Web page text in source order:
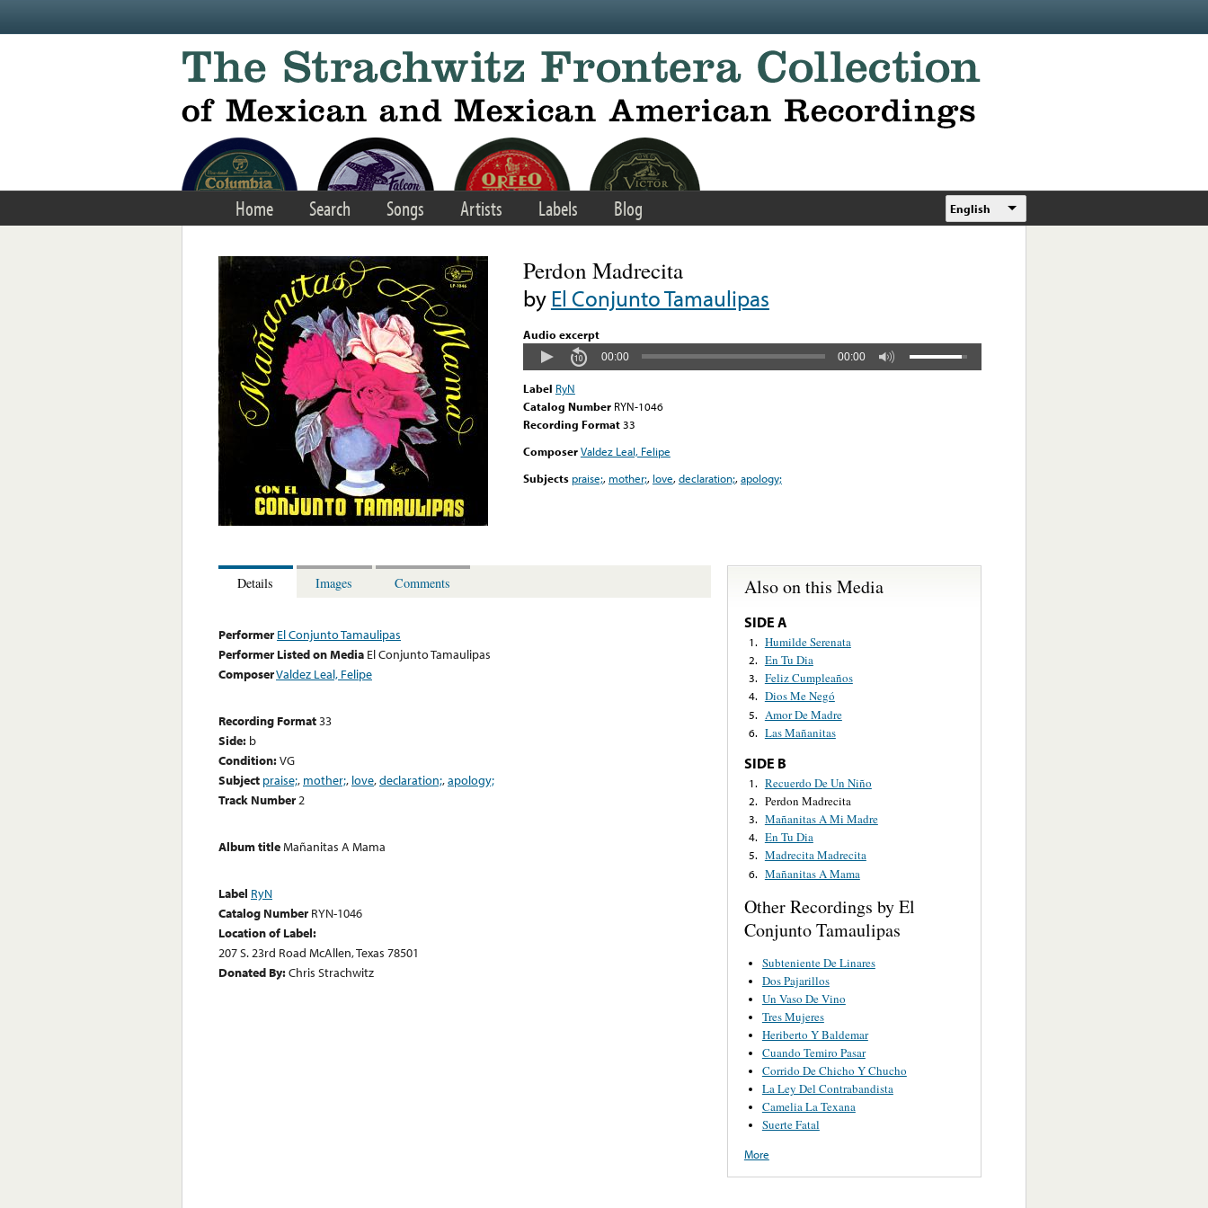
Home Search Songs Artists Labels Blog English
Perdon Madrecita
byEl Conjunto Tamaulipas
Audio excerpt
00:00 00:00
Label RyN
Catalog Number RYN-1046
Recording Format33
ComposerValdez Leal, Felipe
Subjects praise;, mother;, love,declaration;,apology;
Details Images Comments
Performer El Conjunto Tamaulipas
Performer Listed on Media El Conjunto Tamaulipas
ComposerValdez Leal, Felipe
Recording Format33
Side: b
Condition:VG
Subject praise;, mother;, love,declaration;,apology;
Track Number2
Album titleMañanitas A Mama
Label RyN
Catalog Number RYN-1046
Location of Label:
207 S. 23rd Road McAllen, Texas 78501
Donated By:Chris Strachwitz
Also on this Media
SIDE A
1. Humilde Serenata
2. En Tu Dia
3. Feliz Cumpleaños
4. Dios Me Negó
5. Amor De Madre
6. Las Mañanitas
SIDE B
1. Recuerdo De Un Niño
2. Perdon Madrecita
3. Mañanitas A Mi Madre
4. En Tu Dia
5. Madrecita Madrecita
6. Mañanitas A Mama
Other Recordings by El
Conjunto Tamaulipas
Subteniente De Linares
Dos Pajarillos
Un Vaso De Vino
Tres Mujeres
Heriberto Y Baldemar
Cuando Temiro Pasar
Corrido De Chicho Y Chucho
La Ley Del Contrabandista
Camelia La Texana
Suerte Fatal
More